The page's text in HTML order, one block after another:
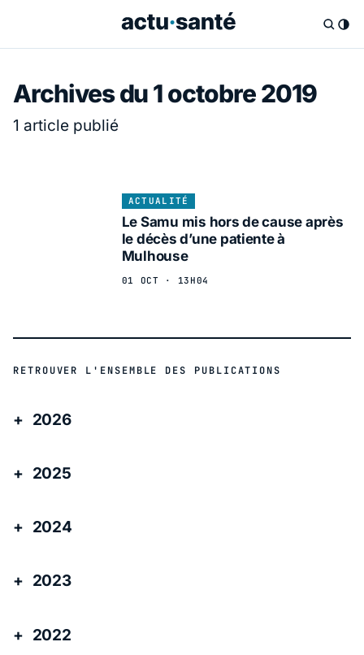
Archives du 1 octobre 2019
1 article publié
ACTUALITÉ
Le Samu mis hors de cause après
le décès d’une patiente à
Mulhouse
01 OCT · 13H04
RETROUVER L'ENSEMBLE DES PUBLICATIONS
2026
2025
2024
2023
2022